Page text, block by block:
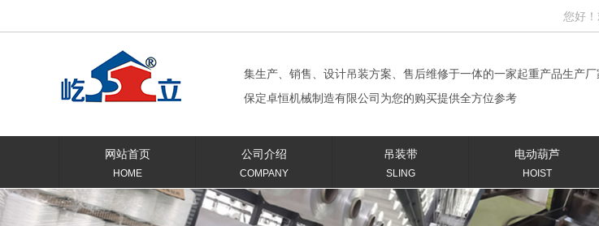
您好！欢迎
集生产、销售、设计吊装方案、售后维修于一体的一家起重产品生产厂
保定卓恒机械制造有限公司为您的购买提供全方位参考
网站首页
HOME
公司介绍
COMPANY
吊装带
SLING
电动葫芦
HOIST